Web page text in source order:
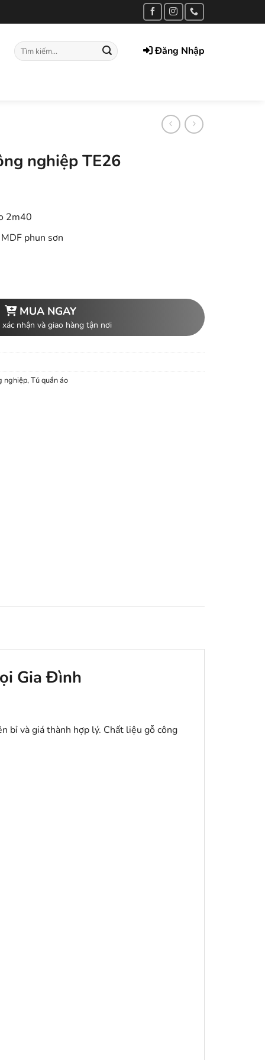
Tìm
kiếm:
Đăng Nhập
nghiệp TE26
2m40
phun sơn
MUA NGAY
nhận và giao hàng tận nơi
nghiệp,Tủ quần áo
Gia Đình
bỉ và giá thành hợp lý. Chất liệu gỗ công